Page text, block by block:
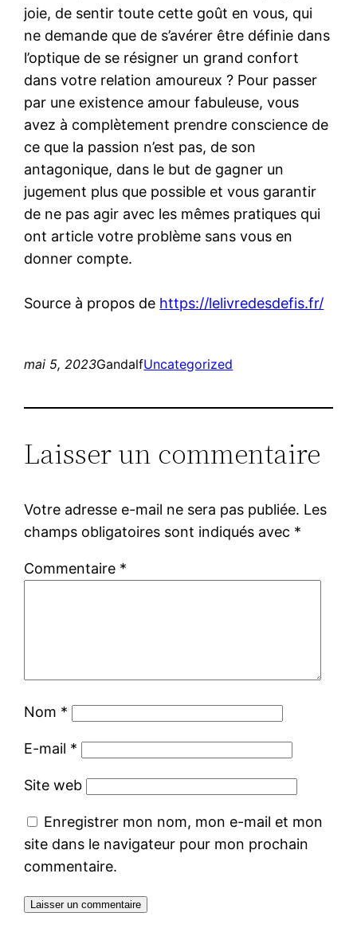
joie, de sentir toute cette goût en vous, qui
ne demande que de s’avérer être définie dans
l’optique de se résigner un grand confort
dans votre relation amoureux ? Pour passer
par une existence amour fabuleuse, vous
avez à complètement prendre conscience de
ce que la passion n’est pas, de son
antagonique, dans le but de gagner un
jugement plus que possible et vous garantir
de ne pas agir avec les mêmes pratiques qui
ont article votre problème sans vous en
donner compte.
Source à propos de https://lelivredesdefis.fr/
mai 5, 2023GandalfUncategorized
Laisser un commentaire
Votre adresse e-mail ne sera pas publiée. Les
champs obligatoires sont indiqués avec *
Commentaire *
Nom *
E-mail *
Site web
Enregistrer mon nom, mon e-mail et mon
site dans le navigateur pour mon prochain
commentaire.